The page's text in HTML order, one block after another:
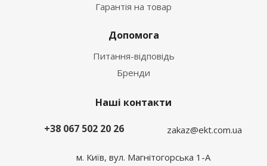
Гарантія на товар
Допомога
Питання-відповідь
Бренди
Наші контакти
+38 067 502 20 26
zakaz@ekt.com.ua
м. Київ, вул. Магнітогорська 1-А